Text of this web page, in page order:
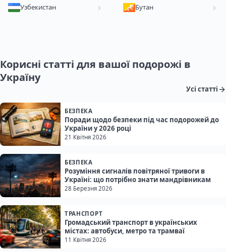
Узбекистан Бутан
Корисні статті для вашої подорожі в
Україну
Усі статті
БЕЗПЕКА
Поради щодо безпеки під час подорожей до
України у 2026 році
21 Квітня 2026
БЕЗПЕКА
Розуміння сигналів повітряної тривоги в
Україні: що потрібно знати мандрівникам
28 Березня 2026
ТРАНСПОРТ
Громадський транспорт в українських
містах: автобуси, метро та трамваї
11 Квітня 2026